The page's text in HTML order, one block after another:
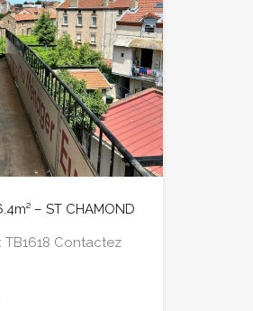
– ST CHAMOND
Contactez